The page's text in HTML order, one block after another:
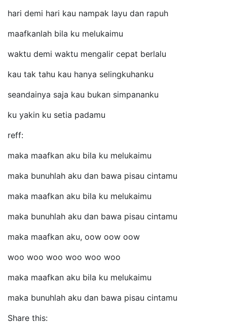
hari demi hari kau nampak layu dan rapuh
maafkanlah bila ku melukaimu
waktu demi waktu mengalir cepat berlalu
kau tak tahu kau hanya selingkuhanku
seandainya saja kau bukan simpananku
ku yakin ku setia padamu
reff:
maka maafkan aku bila ku melukaimu
maka bunuhlah aku dan bawa pisau cintamu
maka maafkan aku bila ku melukaimu
maka bunuhlah aku dan bawa pisau cintamu
maka maafkan aku, oow oow oow
woo woo woo woo woo woo
maka maafkan aku bila ku melukaimu
maka bunuhlah aku dan bawa pisau cintamu
Share this: